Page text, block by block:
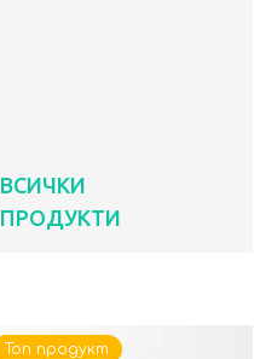
ВСИЧКИ
ПРОДУКТИ
Топ продукт